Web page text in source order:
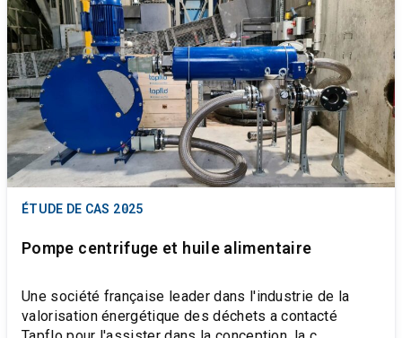
ÉTUDE DE CAS 2025
Pompe centrifuge et huile alimentaire
Une société française leader dans l'industrie de la
valorisation énergétique des déchets a contacté